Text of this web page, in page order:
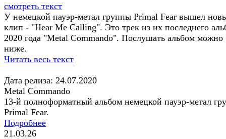
смотреть текст
У немецкой пауэр-метал группы Primal Fear вышел
клип - "Hear Me Calling". Это трек из их последнего
2020 года "Metal Commando". Послушать альбом можно
ниже.
Читать весь текст
Дата релиза: 24.07.2020
Metal Commando
13-й полноформатный альбом немецкой пауэр-метал
Primal Fear.
Подробнее
21.03.26